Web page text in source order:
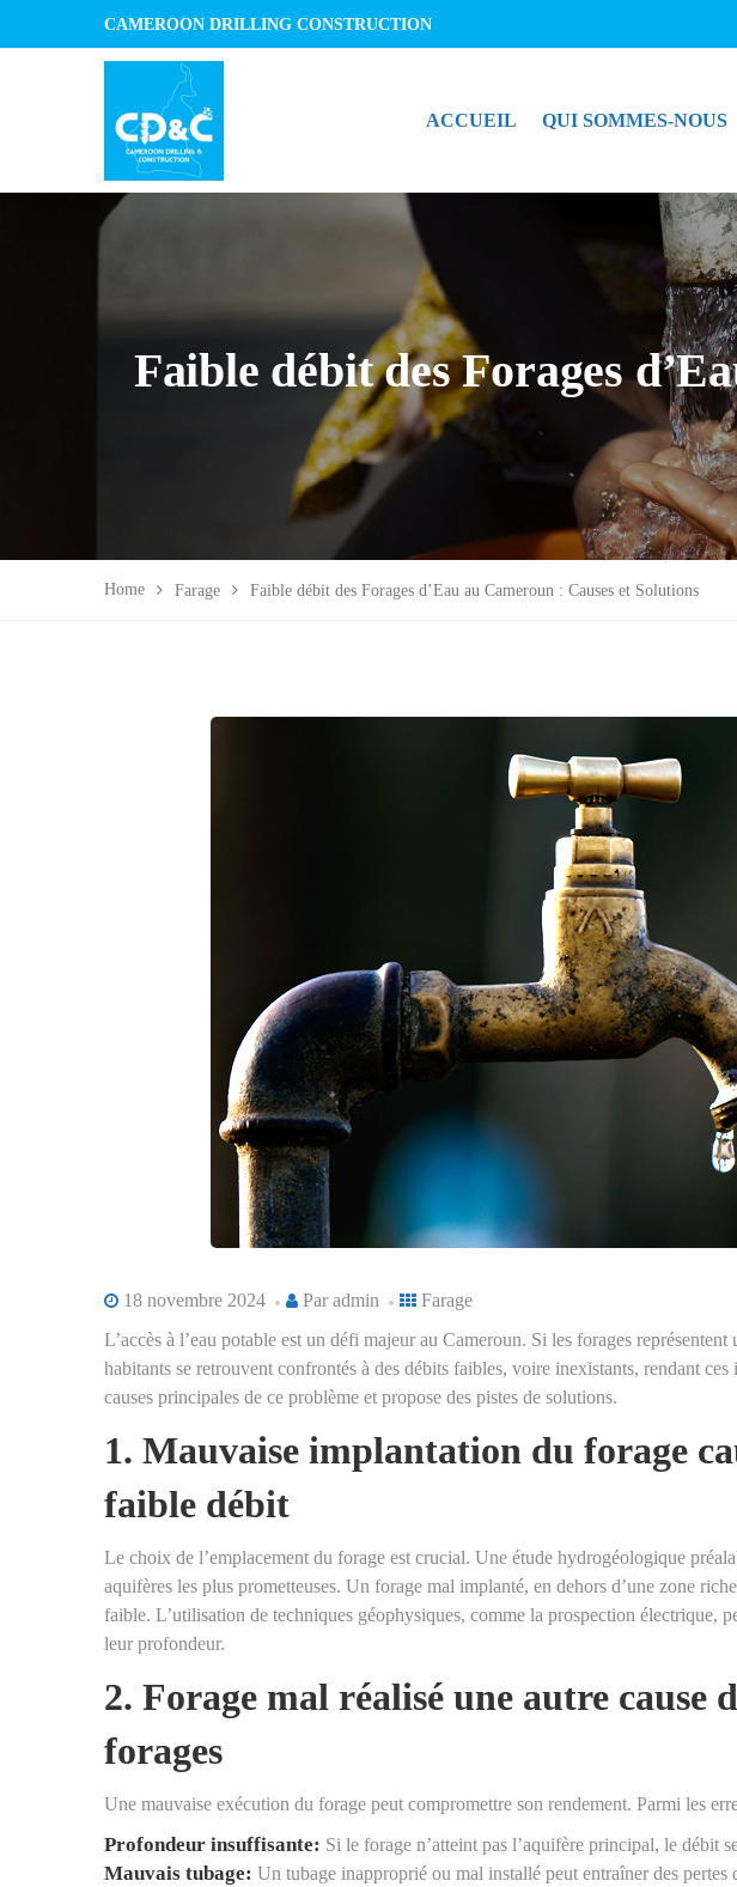
CAMEROON DRILLING CONSTRUCTION
ACCUEIL QUI SOMMES-NOUS
Faible débit des Forages
Home Farage Faible débit des Forages d’Eau au Cameroun : Causes et Solutions
18 novembre 2024 Par admin
Farage
L’accès à l’eau potable est un défi majeur au Cameroun. Si les forages
habitants se retrouvent confrontés à des débits faibles, voire inexistants, rendant
causes principales de ce problème et propose des pistes de solutions.
1. Mauvaise implantation du forage
faible débit
Le choix de l’emplacement du forage est crucial. Une étude hydrogéologique
aquifères les plus prometteuses. Un forage mal implanté, en dehors d’une zone
faible. L’utilisation de techniques géophysiques, comme la prospection électrique,
leur profondeur.
2. Forage mal réalisé une autre cause
forages
Une mauvaise exécution du forage peut compromettre son rendement. Parmi les
Profondeur insuffisante: Si le forage n’atteint pas l’aquifère principal, le débit
Mauvais tubage: Un tubage inapproprié ou mal installé peut entraîner des pertes